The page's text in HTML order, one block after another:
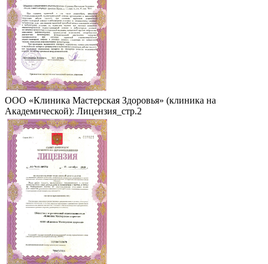
ООО «Клиника Мастерская Здоровья» (клиника на
Академической): Лицензия_стр.2